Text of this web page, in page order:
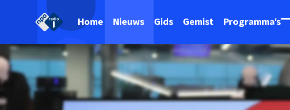
Home Nieuws Gids Gemist Programma's